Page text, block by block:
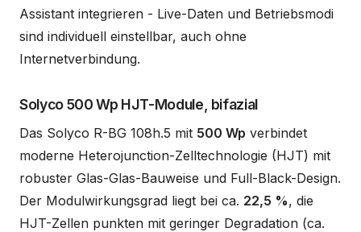
Assistant integrieren - Live-Daten und Betriebsmodi
sind individuell einstellbar, auch ohne
Internetverbindung.
Solyco 500 Wp HJT-Module, bifazial
Das Solyco R-BG 108h.5 mit 500 Wp verbindet
moderne Heterojunction-Zelltechnologie (HJT) mit
robuster Glas-Glas-Bauweise und Full-Black-Design.
Der Modulwirkungsgrad liegt bei ca. 22,5 %, die
HJT-Zellen punkten mit geringer Degradation (ca.